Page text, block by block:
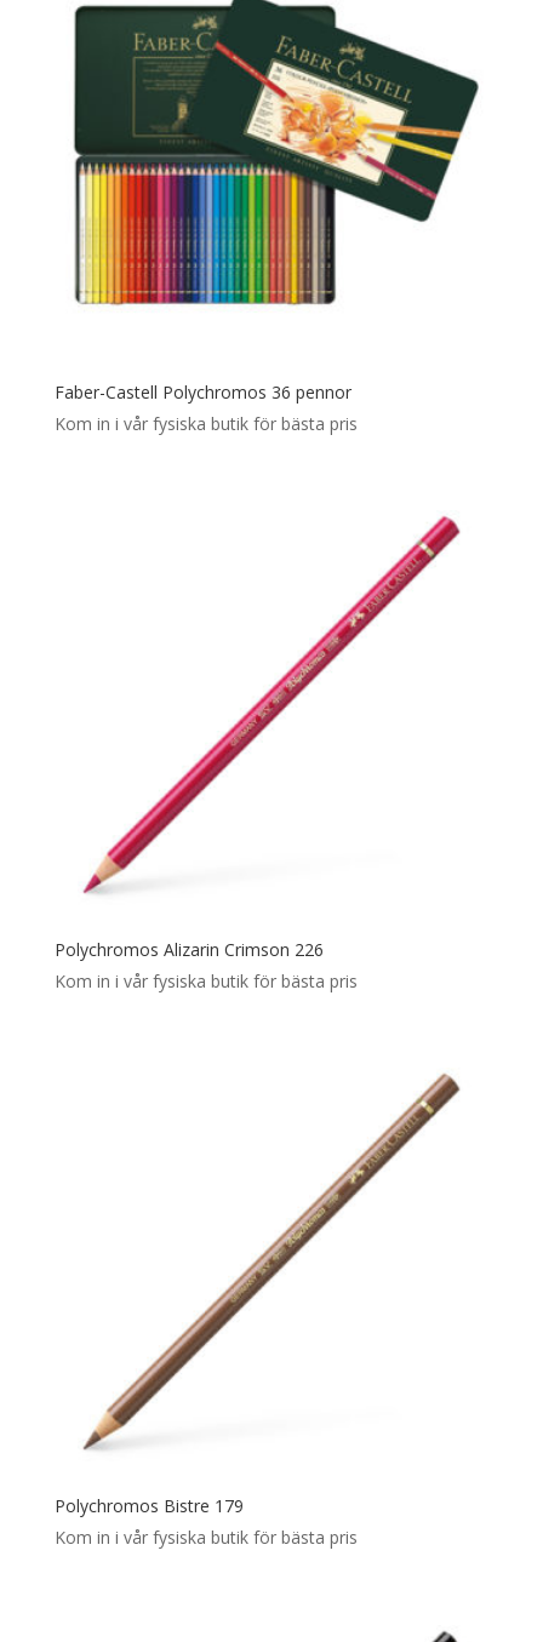
Faber-Castell Polychromos 36 pennor
Kom in i vår fysiska butik för bästa pris
Polychromos Alizarin Crimson 226
Kom in i vår fysiska butik för bästa pris
Polychromos Bistre 179
Kom in i vår fysiska butik för bästa pris